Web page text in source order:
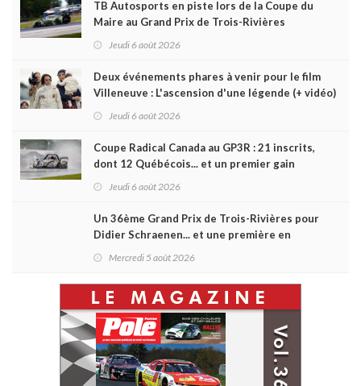
TB Autosports en piste lors de la Coupe du
Maire au Grand Prix de Trois-Rivières
Jeudi 6 août 2026
Deux événements phares à venir pour le film
Villeneuve : L'ascension d'une légende (+ vidéo)
Jeudi 6 août 2026
Coupe Radical Canada au GP3R : 21 inscrits,
dont 12 Québécois... et un premier gain
Jeudi 6 août 2026
Un 36ème Grand Prix de Trois-Rivières pour
Didier Schraenen... et une première en
Mercredi 5 août 2026